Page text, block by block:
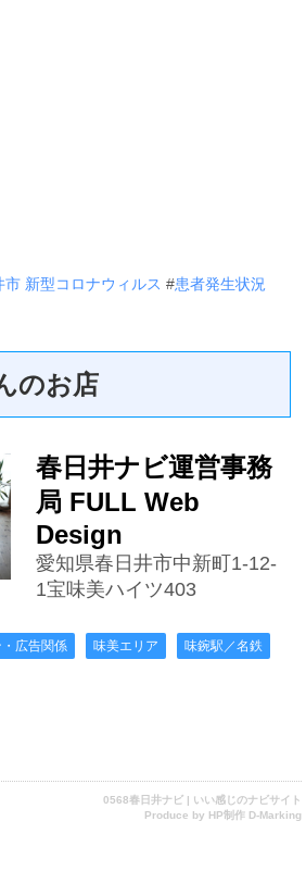
市 新型コロナウィルス #患者発生状況
のお店
春日井ナビ運営事務
局 FULL Web
Design
愛知県春日井市中新町1-12-
1宝味美ハイツ403
広告関係 味美エリア
味鋺駅／名鉄
0568春日井ナビ | いい感じのナビサイト
Produce by HP制作 D-Marking